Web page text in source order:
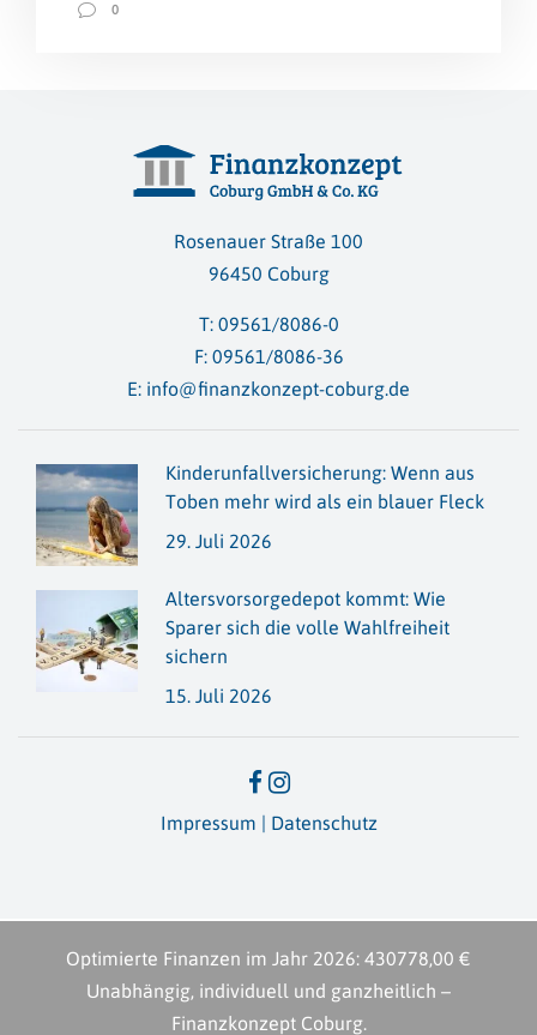
0
Rosenauer Straße 100
96450 Coburg
T: 09561/8086-0
F: 09561/8086-36
E: info@finanzkonzept-coburg.de
Kinderunfallversicherung: Wenn aus
Toben mehr wird als ein blauer Fleck
29. Juli 2026
Altersvorsorge­depot kommt: Wie
Sparer sich die volle Wahlfreiheit
sichern
15. Juli 2026
Impressum Datenschutz
Optimierte Finanzen im Jahr 2026: 430778,00 €
Unabhängig, individuell und ganzheitlich –
Finanzkonzept Coburg.